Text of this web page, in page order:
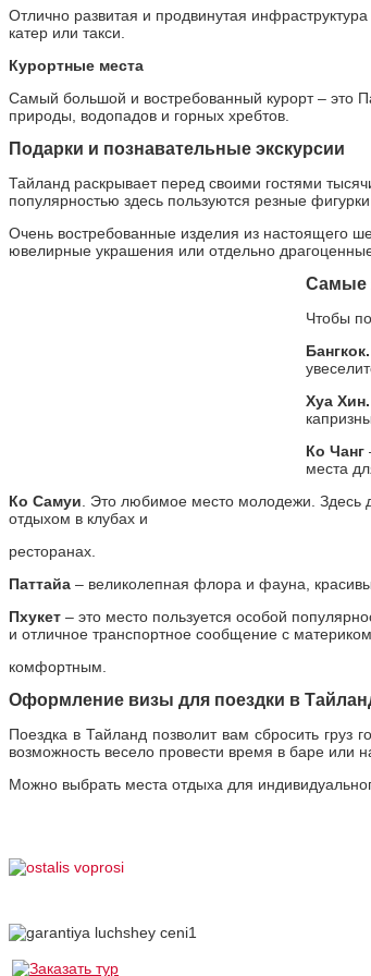
Отлично развитая и продвинутая
катер или такси.
Курортные места
Самый большой и востребованный курорт – это
природы, водопадов и горных хребтов.
Подарки и познавательные экскурсии
Тайланд раскрывает перед своими гостями
популярностью здесь пользуются резные
Очень востребованные изделия из настоящего
ювелирные украшения или отдельно
Самые
Чтобы
Бангкок.
Хуа Хин.
Ко Чанг
места
Ко Самуи . Это любимое место молодежи. Здесь
отдыхом в клубах и
ресторанах.
Паттайа – великолепная флора и фауна,
Пхукет – это место пользуется особой
и отличное транспортное сообщение с
комфортным.
Оформление визы для поездки в
Поездка в Тайланд позволит вам сбросить груз
возможность весело провести время в баре или
Можно выбрать места отдыха для